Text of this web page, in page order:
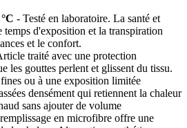
- Testé en laboratoire. La santé et
d'exposition et la transpiration
et le confort.
traité avec une protection
les gouttes perlent et glissent du tissu.
ou à une exposition limitée
densément qui retiennent la chaleur
sans ajouter de volume
en microfibre offre une